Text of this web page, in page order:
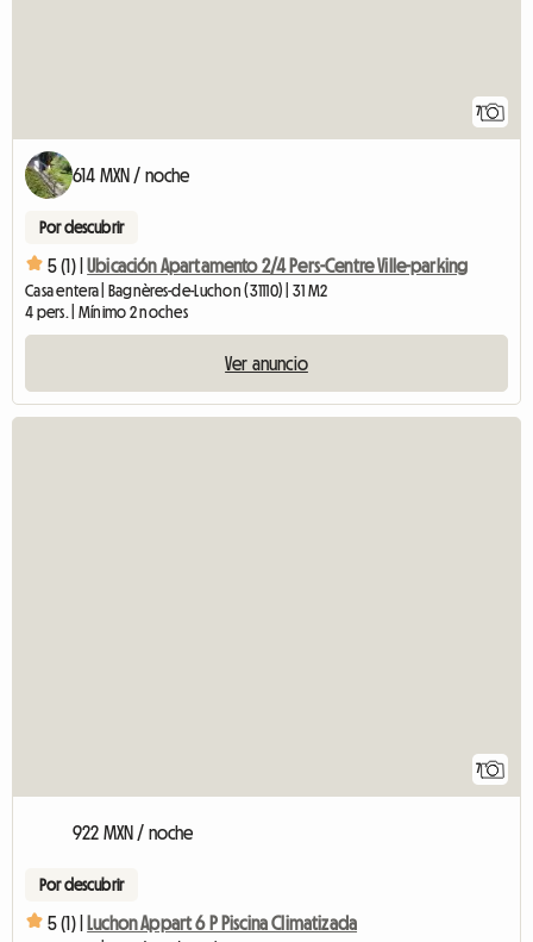
7
614 MXN / noche
Por descubrir
5 (1) | Ubicación Apartamento 2/4 Pers-Centre Ville-parking
Casa entera | Bagnères-de-Luchon (31110) | 31 M2
4 pers. | Mínimo 2 noches
Ver anuncio
7
922 MXN / noche
Por descubrir
5 (1) | Luchon Appart 6 P Piscina Climatizada